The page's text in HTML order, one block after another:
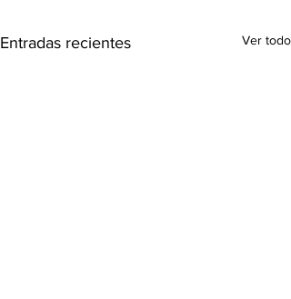
Entradas recientes Ver todo